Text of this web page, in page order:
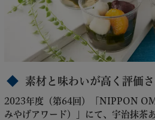
素材と味わいが高く評価
2023年度（第64回）「NIPPON
みやげアワード）」にて、宇治抹茶